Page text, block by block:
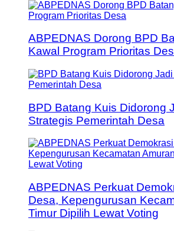
ABPEDNAS Dorong BPD
Kawal Program Prioritas
BPD Batang Kuis Didorong
Strategis Pemerintah Desa
ABPEDNAS Perkuat
Desa, Kepengurusan
Timur Dipilih Lewat Voting